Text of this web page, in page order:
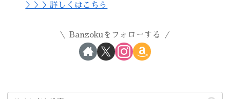
＞＞＞詳しくはこちら
Banzokuをフォローする